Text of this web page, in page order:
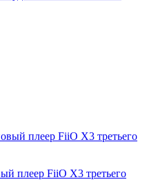
плеер FiiO X3 третьего